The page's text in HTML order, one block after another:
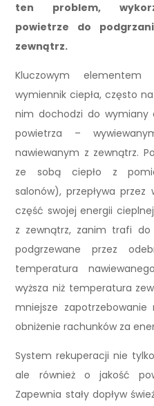
ten problem,
powietrze do
zewnątrz.
Kluczowym
wymiennik ciepła, często
nim dochodzi do wymiany
powietrza –
nawiewanym z zewnątrz.
ze sobą ciepło z
salonów), przepływa
część swojej energii
z zewnątrz, zanim trafi do
podgrzewane przez
temperatura
wyższa niż temperatura
mniejsze
obniżenie rachunków za
System rekuperacji nie
ale również o jakość
Zapewnia stały dopływ